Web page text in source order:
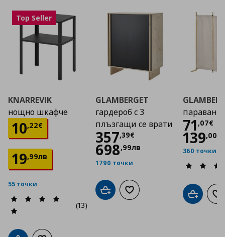
Top Seller
KNARREVIK
нощно шкафче
10,22€
Цена
19,99лв
55 точки
(13)
GLAMBERGET
гардероб с 3
плъзгащи се врати
357,39€
Цена 357,39 €
698,99лв
1790 точки
Добави в кошницата
Добави към списъка с
параван
71 ,07€
Цена
139,00
360 точки
Добави